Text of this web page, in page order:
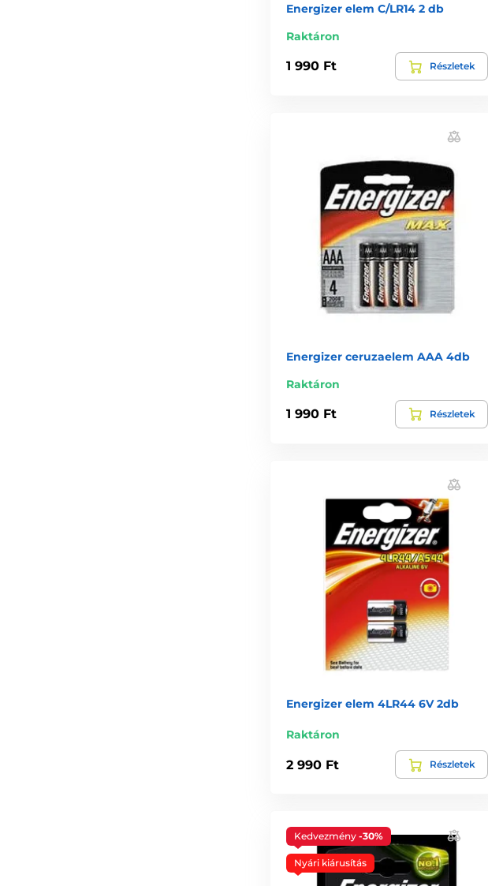
Energizer elem C/LR14 2 db
Raktáron
1 990 Ft Részletek
Energizer ceruzaelem AAA 4db
Raktáron
1 990 Ft Részletek
Energizer elem 4LR44 6V 2db
Raktáron
2 990 Ft Részletek
Kedvezmény -30%
Nyári kiárusítás